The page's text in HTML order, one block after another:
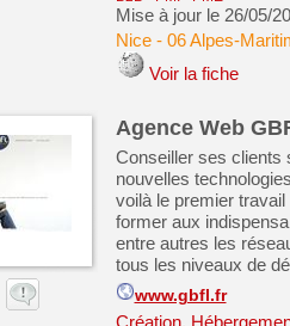
Mise à jour le 26/05/
Nice- 06 Alpes-
Voir la fiche
Agence Web
Conseiller ses clients
nouvelles
voilà le premier
former aux
entre autres les
tous les niveaux de
www.gbfl.fr
Création,